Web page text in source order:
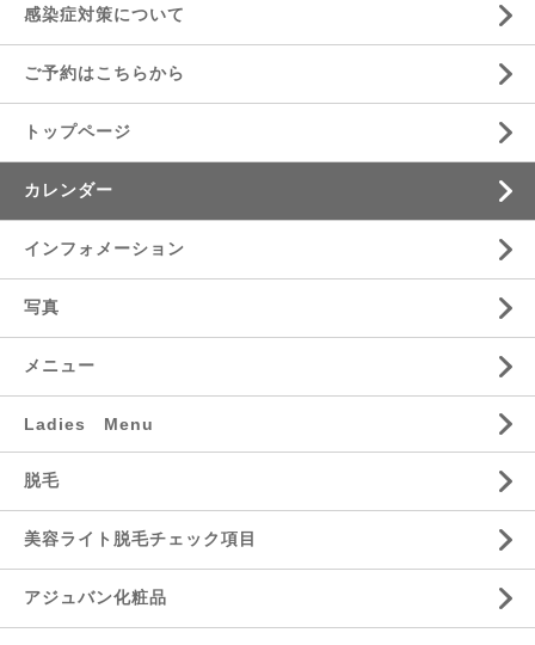
感染症対策について
ご予約はこちらから
トップページ
カレンダー
インフォメーション
写真
メニュー
Ladies Menu
脱毛
美容ライト脱毛チェック項目
アジュバン化粧品